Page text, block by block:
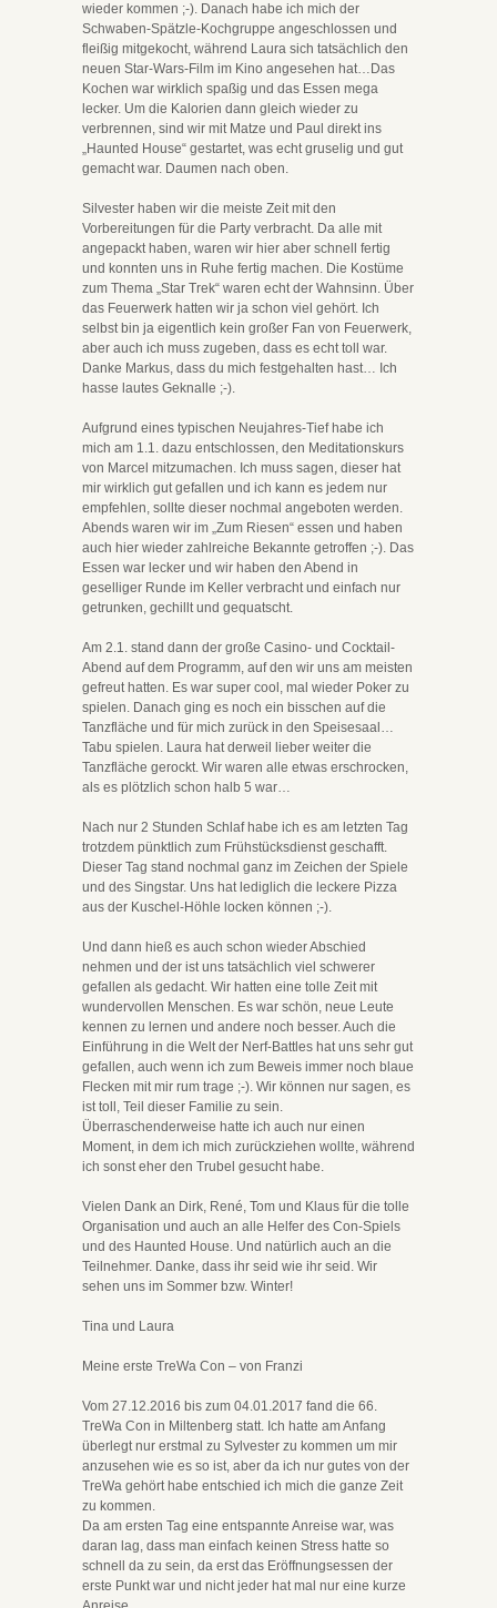
wieder kommen ;-). Danach habe ich mich der
Schwaben-Spätzle-Kochgruppe angeschlossen und
fleißig mitgekocht, während Laura sich tatsächlich den
neuen Star-Wars-Film im Kino angesehen hat…Das
Kochen war wirklich spaßig und das Essen mega
lecker. Um die Kalorien dann gleich wieder zu
verbrennen, sind wir mit Matze und Paul direkt ins
„Haunted House“ gestartet, was echt gruselig und gut
gemacht war. Daumen nach oben.
Silvester haben wir die meiste Zeit mit den
Vorbereitungen für die Party verbracht. Da alle mit
angepackt haben, waren wir hier aber schnell fertig
und konnten uns in Ruhe fertig machen. Die Kostüme
zum Thema „Star Trek“ waren echt der Wahnsinn. Über
das Feuerwerk hatten wir ja schon viel gehört. Ich
selbst bin ja eigentlich kein großer Fan von Feuerwerk,
aber auch ich muss zugeben, dass es echt toll war.
Danke Markus, dass du mich festgehalten hast… Ich
hasse lautes Geknalle ;-).
Aufgrund eines typischen Neujahres-Tief habe ich
mich am 1.1. dazu entschlossen, den Meditationskurs
von Marcel mitzumachen. Ich muss sagen, dieser hat
mir wirklich gut gefallen und ich kann es jedem nur
empfehlen, sollte dieser nochmal angeboten werden.
Abends waren wir im „Zum Riesen“ essen und haben
auch hier wieder zahlreiche Bekannte getroffen ;-). Das
Essen war lecker und wir haben den Abend in
geselliger Runde im Keller verbracht und einfach nur
getrunken, gechillt und gequatscht.
Am 2.1. stand dann der große Casino- und Cocktail-
Abend auf dem Programm, auf den wir uns am meisten
gefreut hatten. Es war super cool, mal wieder Poker zu
spielen. Danach ging es noch ein bisschen auf die
Tanzfläche und für mich zurück in den Speisesaal…
Tabu spielen. Laura hat derweil lieber weiter die
Tanzfläche gerockt. Wir waren alle etwas erschrocken,
als es plötzlich schon halb 5 war…
Nach nur 2 Stunden Schlaf habe ich es am letzten Tag
trotzdem pünktlich zum Frühstücksdienst geschafft.
Dieser Tag stand nochmal ganz im Zeichen der Spiele
und des Singstar. Uns hat lediglich die leckere Pizza
aus der Kuschel-Höhle locken können ;-).
Und dann hieß es auch schon wieder Abschied
nehmen und der ist uns tatsächlich viel schwerer
gefallen als gedacht. Wir hatten eine tolle Zeit mit
wundervollen Menschen. Es war schön, neue Leute
kennen zu lernen und andere noch besser. Auch die
Einführung in die Welt der Nerf-Battles hat uns sehr gut
gefallen, auch wenn ich zum Beweis immer noch blaue
Flecken mit mir rum trage ;-). Wir können nur sagen, es
ist toll, Teil dieser Familie zu sein.
Überraschenderweise hatte ich auch nur einen
Moment, in dem ich mich zurückziehen wollte, während
ich sonst eher den Trubel gesucht habe.
Vielen Dank an Dirk, René, Tom und Klaus für die tolle
Organisation und auch an alle Helfer des Con-Spiels
und des Haunted House. Und natürlich auch an die
Teilnehmer. Danke, dass ihr seid wie ihr seid. Wir
sehen uns im Sommer bzw. Winter!
Tina und Laura
Meine erste TreWa Con – von Franzi
Vom 27.12.2016 bis zum 04.01.2017 fand die 66.
TreWa Con in Miltenberg statt. Ich hatte am Anfang
überlegt nur erstmal zu Sylvester zu kommen um mir
anzusehen wie es so ist, aber da ich nur gutes von der
TreWa gehört habe entschied ich mich die ganze Zeit
zu kommen.
Da am ersten Tag eine entspannte Anreise war, was
daran lag, dass man einfach keinen Stress hatte so
schnell da zu sein, da erst das Eröffnungsessen der
erste Punkt war und nicht jeder hat mal nur eine kurze